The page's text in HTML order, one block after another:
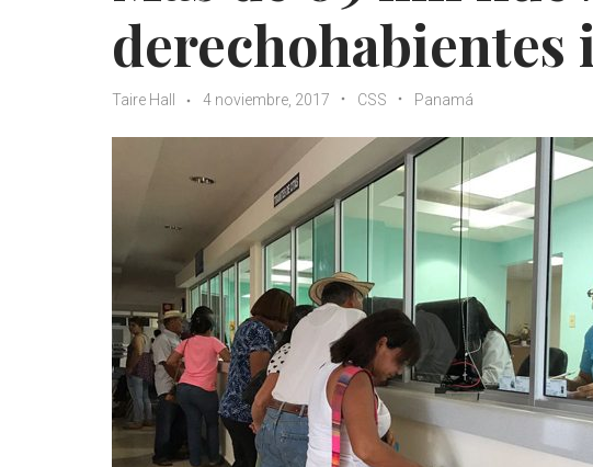
derechohabientes
Taire Hall 4 noviembre, 2017 CSS Panamá